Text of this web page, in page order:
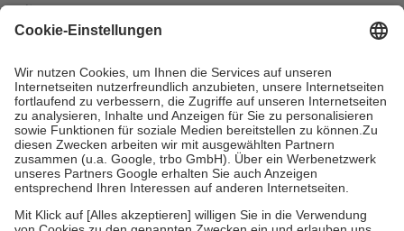
mit.
Grundsätzlich leisten Mitglieder Zuzahlungen in Höhe von zehn
höchstens zehn Euro.
Es sind jedoch nie mehr als die tatsächlichen
Kosten der Leistung zu entrichten.
Diese Regeln gelten grundsätzlich auch für Online-Apotheken.
Bei Heilmitteln und häuslicher Krankenpflege beträgt die
Zuzahlung zehn Prozent der Kosten sowie zehn Euro je
Verordnung.
Um das Engagement der Versicherten für ihre eigene Gesundheit zu
stärken und die besondere Stellung der Familie zu unterstützen,
fallenkeine Zuzahlungenan bei: